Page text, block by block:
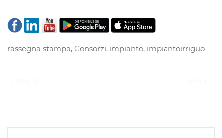
rassegna stampa, Consorzi, impianto, impiantoirriguo